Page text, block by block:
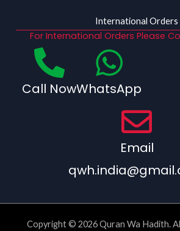
International Orders
For International Orders Please
Call NowWhatsApp
Email
Copyright © 2026 Quran Wa Hadith.